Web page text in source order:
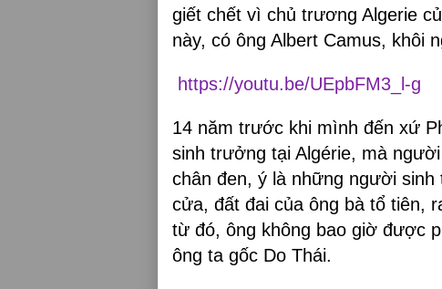
giết chết vì chủ trương Algerie
này, có ông Albert Camus, khôi
https://youtu.be/UEpbFM3_l-g
14 năm trước khi mình đến xứ
sinh trưởng tại Algérie, mà
chân đen, ý là những người sinh
cửa, đất đai của ông bà tổ tiên,
từ đó, ông không bao giờ được
ông ta gốc Do Thái.